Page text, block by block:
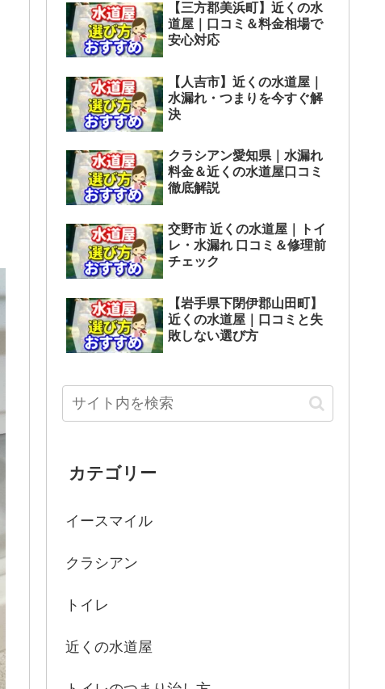
【三方郡美浜町】近くの水
道屋｜口コミ＆料金相場で
安心対応
【人吉市】近くの水道屋｜
水漏れ・つまりを今すぐ解
決
クラシアン愛知県｜水漏れ
料金＆近くの水道屋口コミ
徹底解説
交野市 近くの水道屋｜トイ
レ・水漏れ 口コミ＆修理前
チェック
【岩手県下閉伊郡山田町】
近くの水道屋｜口コミと失
敗しない選び方
カテゴリー
イースマイル
クラシアン
トイレ
近くの水道屋